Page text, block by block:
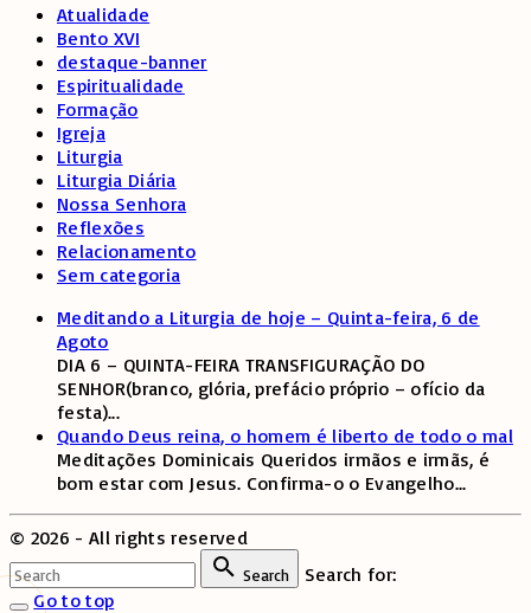
Atualidade
Bento XVI
destaque-banner
Espiritualidade
Formação
Igreja
Liturgia
Liturgia Diária
Nossa Senhora
Reflexões
Relacionamento
Sem categoria
Meditando a Liturgia de hoje – Quinta-feira, 6 de
Agoto
DIA 6 – QUINTA-FEIRA TRANSFIGURAÇÃO DO
SENHOR(branco, glória, prefácio próprio – ofício da
festa)...
Quando Deus reina, o homem é liberto de todo o mal
Meditações Dominicais Queridos irmãos e irmãs, é
bom estar com Jesus. Confirma-o o Evangelho...
© 2026 - All rights reserved
Search
Search for:
Go to top